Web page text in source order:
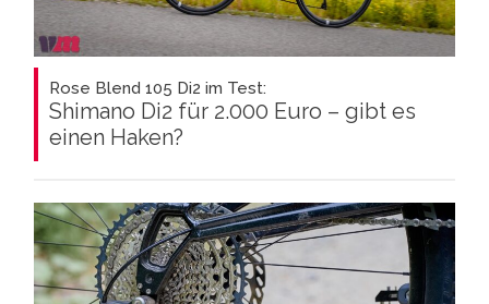
Rose Blend 105 Di2 im Test:
Shimano Di2 für 2.000 Euro – gibt es
einen Haken?